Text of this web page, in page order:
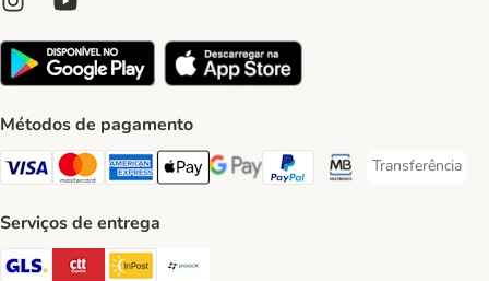
Métodos de pagamento
Visa Payment Method
Mastercard Payment Method
American Express Payment Method
Apple Pay Payment Method
Google Pay Payment Method
PayPal Payment Method
Multibanco Payment
Transferência
Transferência
Serviços de entrega
GLS Shipping Method
CTTExpress Shipping Method
InPost Shipping Method